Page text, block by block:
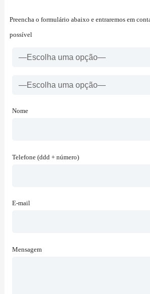
Preencha o formulário abaixo e entraremos em
possível
Nome
Telefone (ddd + número)
E-mail
Mensagem